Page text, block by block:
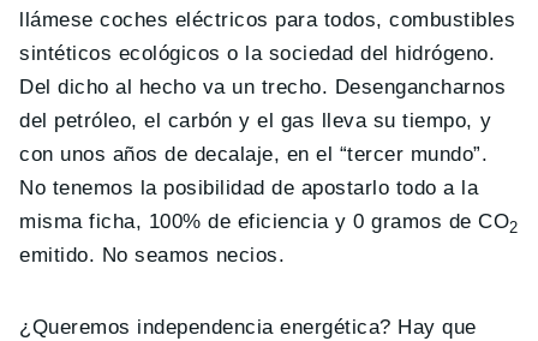
llámese coches eléctricos para todos, combustibles
sintéticos ecológicos o la sociedad del hidrógeno.
Del dicho al hecho va un trecho. Desengancharnos
del petróleo, el carbón y el gas lleva su tiempo, y
con unos años de decalaje, en el “tercer mundo”.
No tenemos la posibilidad de apostarlo todo a la
misma ficha, 100% de eficiencia y 0 gramos de CO2
emitido. No seamos necios.
¿Queremos independencia energética? Hay que